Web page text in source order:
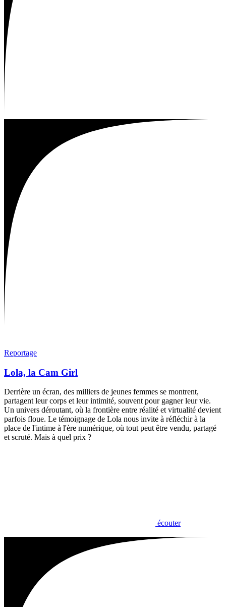
Reportage
Lola, la Cam Girl
Derrière un écran, des milliers de jeunes femmes se montrent,
partagent leur corps et leur intimité, souvent pour gagner leur vie.
Un univers déroutant, où la frontière entre réalité et virtualité devient
parfois floue. Le témoignage de Lola nous invite à réfléchir à la
place de l'intime à l'ère numérique, où tout peut être vendu, partagé
et scruté. Mais à quel prix ?
écouter